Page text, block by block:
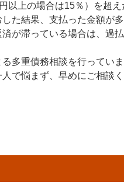
以上の場合は15％）を超
た結果、支払った金額が
が滞っている場合は、過
多重債務相談を行ってい
で悩まず、早めにご相談く